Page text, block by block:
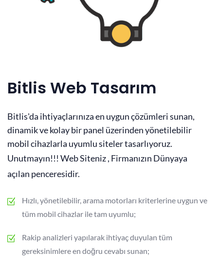
Bitlis Web Tasarım
Bitlis'da ihtiyaçlarınıza en uygun çözümleri sunan,
dinamik ve kolay bir panel üzerinden yönetilebilir
mobil cihazlarla uyumlu siteler tasarlıyoruz.
Unutmayın!!! Web Siteniz , Firmanızın Dünyaya
açılan penceresidir.
Hızlı, yönetilebilir, arama motorları kriterlerine uygun ve
tüm mobil cihazlar ile tam uyumlu;
Rakip analizleri yapılarak ihtiyaç duyulan tüm
gereksinimlere en doğru cevabı sunan;